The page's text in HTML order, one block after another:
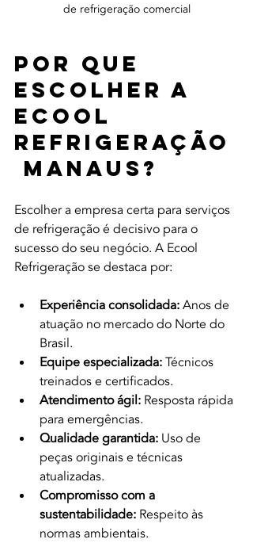
de refrigeração comercial
Por Que
Escolher a
Ecool
Refrigeração
Manaus?
Escolher a empresa certa para serviços
de refrigeração é decisivo para o
sucesso do seu negócio. A Ecool
Refrigeração se destaca por:
Experiência consolidada: Anos de
atuação no mercado do Norte do
Brasil.
Equipe especializada: Técnicos
treinados e certificados.
Atendimento ágil: Resposta rápida
para emergências.
Qualidade garantida: Uso de
peças originais e técnicas
atualizadas.
Compromisso com a
sustentabilidade: Respeito às
normas ambientais.